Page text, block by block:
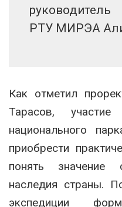
РТУ МИРЭА
Как отметил
Тарасов,
национального
приобрести
понять значение
наследия страны.
экспедиции